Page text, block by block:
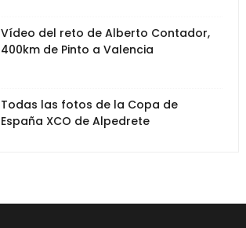
Vídeo del reto de Alberto Contador,
400km de Pinto a Valencia
Todas las fotos de la Copa de
España XCO de Alpedrete